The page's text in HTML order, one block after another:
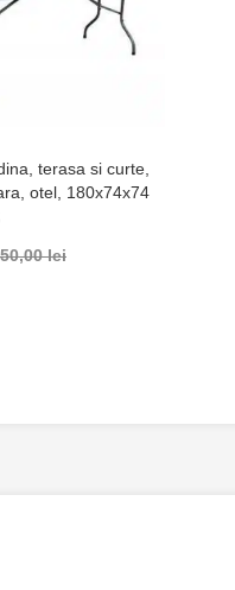
terasa si curte,
otel, 180x74x74
lei